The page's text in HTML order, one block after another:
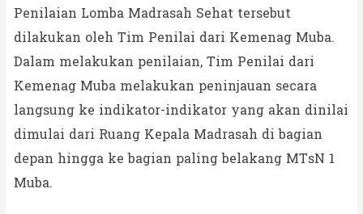
Penilaian Lomba Madrasah Sehat tersebut
dilakukan oleh Tim Penilai dari Kemenag Muba.
Dalam melakukan penilaian, Tim Penilai dari
Kemenag Muba melakukan peninjauan secara
langsung ke indikator-indikator yang akan dinilai
dimulai dari Ruang Kepala Madrasah di bagian
depan hingga ke bagian paling belakang MTsN 1
Muba.